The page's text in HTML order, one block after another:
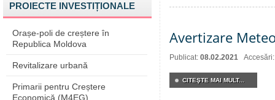
PROIECTE INVESTIȚIONALE
Orașe-poli de creștere în
Republica Moldova
Revitalizare urbană
Primarii pentru Creștere
Economică (M4EG)
Avertizare
Publicat: 08.02.2021
CITEŞTE MAI MULT...